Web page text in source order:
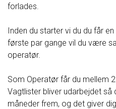
forlades.
Inden du starter vi du du får
første par gange vil du være
operatør.
Som Operatør får du mellem
Vagtlister bliver udarbejdet så
måneder frem, og det giver